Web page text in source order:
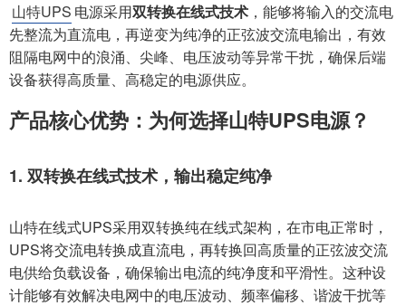
山特UPS 电源采用双转换在线式技术 ，能够将输入的交流电
先整流为直流电，再逆变为纯净的正弦波交流电输出，有效
阻隔电网中的浪涌、尖峰、电压波动等异常干扰，确保后端
设备获得高质量、高稳定的电源供应。
产品核心优势：为何选择山特UPS电源？
1. 双转换在线式技术，输出稳定纯净
山特在线式UPS采用双转换纯在线式架构，在市电正常时，
UPS将交流电转换成直流电，再转换回高质量的正弦波交流
电供给负载设备，确保输出电流的纯净度和平滑性。这种设
计能够有效解决电网中的电压波动、频率偏移、谐波干扰等